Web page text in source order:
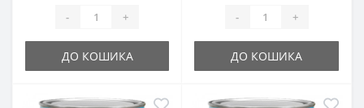
- +
ДО КОШИКА
- +
ДО КОШИКА